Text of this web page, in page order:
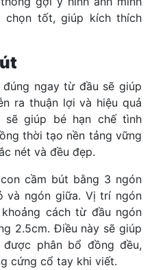
chọn tốt, giúp kích thích
ngay từ đầu sẽ giúp
ra thuận lợi và hiệu quả
sẽ giúp bé hạn chế tình
thời tạo nền tảng vững
nét và đều đẹp.
cầm bút bằng 3 ngón
và ngón giữa. Vị trí ngón
cách từ đầu ngón
2.5cm. Điều này sẽ giúp
phân bổ đồng đều,
cứng cổ tay khi viết.